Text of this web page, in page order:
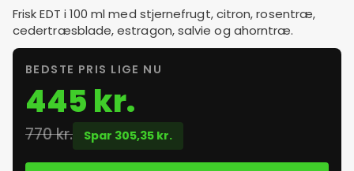
Frisk EDT i 100 ml med stjernefrugt, citron, rosentræ,
cedertræsblade, estragon, salvie og ahorntræ.
BEDSTE PRIS LIGE NU
445 kr.
770 kr. Spar 305,35 kr.